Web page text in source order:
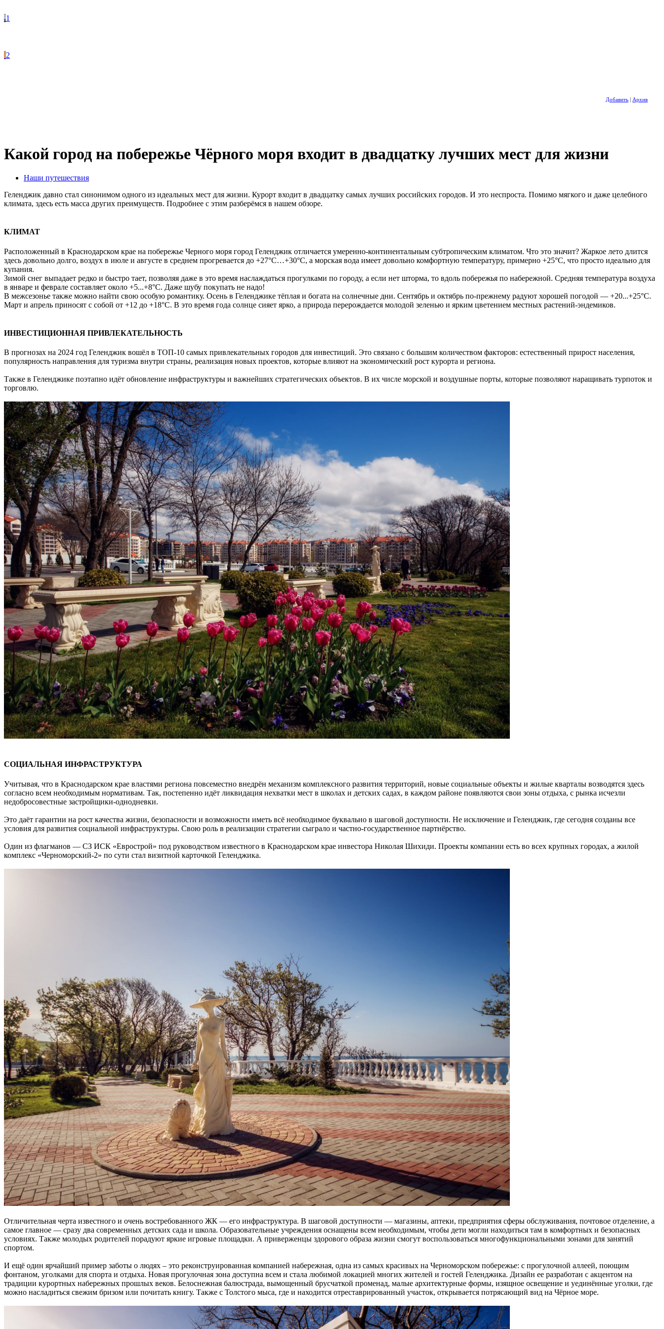
1
2
Добавить Архив
Какой город на побережье Чёрного моря входит в двадцатку лучших мест для жизни
Наши путешествия
Геленджик давно стал синонимом одного из идеальных мест для жизни. Курорт входит в двадцатку самых лучших российских городов. И это неспроста. Помимо мягкого и даже целебного
климата, здесь есть масса других преимуществ. Подробнее с этим разберёмся в нашем обзоре.
КЛИМАТ
Расположенный в Краснодарском крае на побережье Черного моря город Геленджик отличается умеренно-континентальным субтропическим климатом. Что это значит? Жаркое лето длится
здесь довольно долго, воздух в июле и августе в среднем прогревается до +27°C…+30°C, а морская вода имеет довольно комфортную температуру, примерно +25°C, что просто идеально для
купания.
Зимой снег выпадает редко и быстро тает, позволяя даже в это время наслаждаться прогулками по городу, а если нет шторма, то вдоль побережья по набережной. Средняя температура воздуха
в январе и феврале составляет около +5...+8°C. Даже шубу покупать не надо!
В межсезонье также можно найти свою особую романтику. Осень в Геленджике тёплая и богата на солнечные дни. Сентябрь и октябрь по-прежнему радуют хорошей погодой — +20...+25°C.
Март и апрель приносят с собой от +12 до +18°C. В это время года солнце сияет ярко, а природа перерождается молодой зеленью и ярким цветением местных растений-эндемиков.
ИНВЕСТИЦИОННАЯ ПРИВЛЕКАТЕЛЬНОСТЬ
В прогнозах на 2024 год Геленджик вошёл в ТОП-10 самых привлекательных городов для инвестиций. Это связано с большим количеством факторов: естественный прирост населения,
популярность направления для туризма внутри страны, реализация новых проектов, которые влияют на экономический рост курорта и региона.
Также в Геленджике поэтапно идёт обновление инфраструктуры и важнейших стратегических объектов. В их числе морской и воздушные порты, которые позволяют наращивать турпоток и
торговлю.
СОЦИАЛЬНАЯ ИНФРАСТРУКТУРА
Учитывая, что в Краснодарском крае властями региона повсеместно внедрён механизм комплексного развития территорий, новые социальные объекты и жилые кварталы возводятся здесь
согласно всем необходимым нормативам. Так, постепенно идёт ликвидация нехватки мест в школах и детских садах, в каждом районе появляются свои зоны отдыха, с рынка исчезли
недобросовестные застройщики-однодневки.
Это даёт гарантии на рост качества жизни, безопасности и возможности иметь всё необходимое буквально в шаговой доступности. Не исключение и Геленджик, где сегодня созданы все
условия для развития социальной инфраструктуры. Свою роль в реализации стратегии сыграло и частно-государственное партнёрство.
Один из флагманов — СЗ ИСК «Еврострой» под руководством известного в Краснодарском крае инвестора Николая Шихиди. Проекты компании есть во всех крупных городах, а жилой
комплекс «Черноморский-2» по сути стал визитной карточкой Геленджика.
Отличительная черта известного и очень востребованного ЖК — его инфраструктура. В шаговой доступности — магазины, аптеки, предприятия сферы обслуживания, почтовое отделение, а
самое главное — сразу два современных детских сада и школа. Образовательные учреждения оснащены всем необходимым, чтобы дети могли находиться там в комфортных и безопасных
условиях. Также молодых родителей порадуют яркие игровые площадки. А приверженцы здорового образа жизни смогут воспользоваться многофункциональными зонами для занятий
спортом.
И ещё один ярчайший пример заботы о людях – это реконструированная компанией набережная, одна из самых красивых на Черноморском побережье: с прогулочной аллеей, поющим
фонтаном, уголками для спорта и отдыха. Новая прогулочная зона доступна всем и стала любимой локацией многих жителей и гостей Геленджика. Дизайн ее разработан с акцентом на
традиции курортных набережных прошлых веков. Белоснежная балюстрада, вымощенный брусчаткой променад, малые архитектурные формы, изящное освещение и уединённые уголки, где
можно насладиться свежим бризом или почитать книгу. Также с Толстого мыса, где и находится отреставрированный участок, открывается потрясающий вид на Чёрное море.